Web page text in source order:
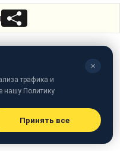
✕
трафика и
нашу Политику
Принять все